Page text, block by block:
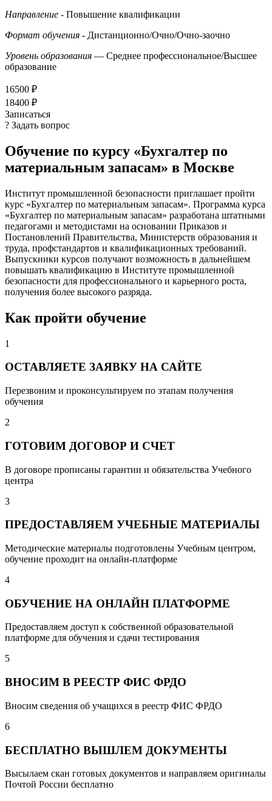
Направление - Повышение квалификации
Формат обучения - Дистанционно/Очно/Очно-заочно
Уровень образования — Среднее профессиональное/Высшее
образование
16500 ₽
18400 ₽
Записаться
? Задать вопрос
Обучение по курсу «Бухгалтер по
материальным запасам» в Москве
Институт промышленной безопасности приглашает пройти
курс «Бухгалтер по материальным запасам». Программа курса
«Бухгалтер по материальным запасам» разработана штатными
педагогами и методистами на основании Приказов и
Постановлений Правительства, Министерств образования и
труда, профстандартов и квалификационных требований.
Выпускники курсов получают возможность в дальнейшем
повышать квалификацию в Институте промышленной
безопасности для профессионального и карьерного роста,
получения более высокого разряда.
Как пройти обучение
1
ОСТАВЛЯЕТЕ ЗАЯВКУ НА САЙТЕ
Перезвоним и проконсультируем по этапам получения
обучения
2
ГОТОВИМ ДОГОВОР И СЧЕТ
В договоре прописаны гарантии и обязательства Учебного
центра
3
ПРЕДОСТАВЛЯЕМ УЧЕБНЫЕ МАТЕРИАЛЫ
Методические материалы подготовлены Учебным центром,
обучение проходит на онлайн-платформе
4
ОБУЧЕНИЕ НА ОНЛАЙН ПЛАТФОРМЕ
Предоставляем доступ к собственной образовательной
платформе для обучения и сдачи тестирования
5
ВНОСИМ В РЕЕСТР ФИС ФРДО
Вносим сведения об учащихся в реестр ФИС ФРДО
6
БЕСПЛАТНО ВЫШЛЕМ ДОКУМЕНТЫ
Высылаем скан готовых документов и направляем оригиналы
Почтой России бесплатно